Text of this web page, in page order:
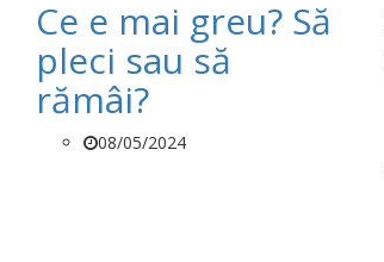
Ce e mai greu? Să
pleci sau să
rămâi?
08/05/2024